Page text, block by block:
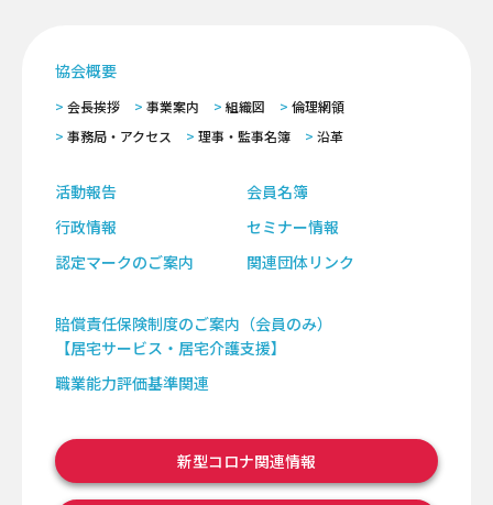
協会概要
会長挨拶 事業案内 組織図
倫理網領
事務局・アクセス
理事・監事名簿 沿革
活動報告
会員名簿
行政情報
セミナー情報
認定マークのご案内
関連団体リンク
賠償責任保険制度のご案内（会員のみ）
【居宅サービス・居宅介護支援】
職業能力評価基準関連
新型コロナ関連情報